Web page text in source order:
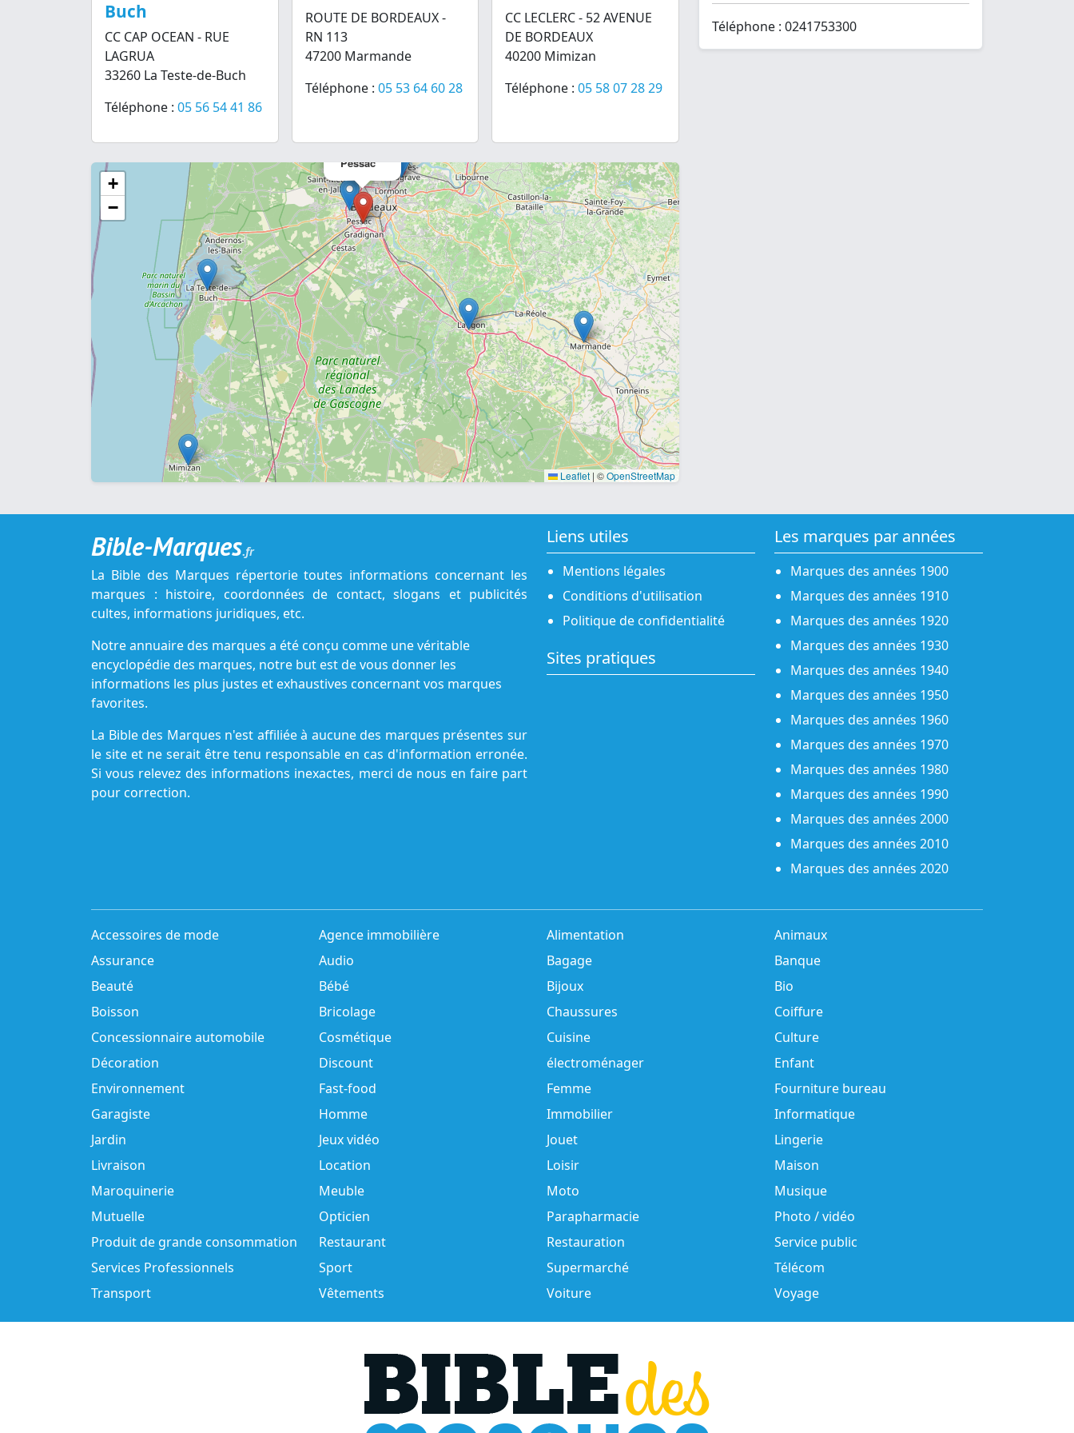
Buch
CC CAP OCEAN - RUE
LAGRUA
33260 La Teste-de-Buch
Téléphone : 05 56 54 41 86
ROUTE DE BORDEAUX -
RN 113
47200 Marmande
Téléphone : 05 53 64 60 28
CC LECLERC - 52 AVENUE
DE BORDEAUX
40200 Mimizan
Téléphone :05 58 07 28 29
Pessac
+
−
Leaflet | ©OpenStreetMap
Téléphone : 0241753300
Bible-Marques.fr
La Bible des Marques répertorie toutes informations concernant les
marques : histoire, coordonnées de contact, slogans et publicités
cultes, informations juridiques, etc.
Notre annuaire des marques a été conçu comme une véritable
encyclopédie des marques, notre but est de vous donner les
informations les plus justes et exhaustives concernant vos marques
favorites.
La Bible des Marques n'est affiliée à aucune des marques présentes sur
le site et ne serait être tenu responsable en cas d'information erronée.
Si vous relevez des informations inexactes, merci de nous en faire part
pour correction.
Liens utiles
Mentions légales
Conditions d'utilisation
Politique de confidentialité
Sites pratiques
Les marques par années
Marques des années 1900
Marques des années 1910
Marques des années 1920
Marques des années 1930
Marques des années 1940
Marques des années 1950
Marques des années 1960
Marques des années 1970
Marques des années 1980
Marques des années 1990
Marques des années 2000
Marques des années 2010
Marques des années 2020
Accessoires de mode Agence immobilière Alimentation
Animaux
Assurance
Audio Bagage
Banque
Beauté
Bébé Bijoux
Bio
Boisson
Bricolage Chaussures
Coiffure
Concessionnaire automobile
Cosmétique Cuisine
Culture
Décoration
Discount électroménager
Enfant
Environnement
Fast-food Femme
Fourniture bureau
Garagiste
Homme Immobilier
Informatique
Jardin
Jeux vidéo Jouet
Lingerie
Livraison
Location Loisir
Maison
Maroquinerie
Meuble Moto
Musique
Mutuelle
Opticien Parapharmacie
Photo / vidéo
Produit de grande consommation
Restaurant Restauration
Service public
Services Professionnels
Sport Supermarché
Télécom
Transport
Vêtements Voiture Voyage